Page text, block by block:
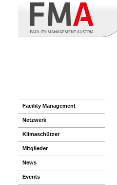
Facility Management
Netzwerk
Klimaschützer
Mitglieder
News
Events